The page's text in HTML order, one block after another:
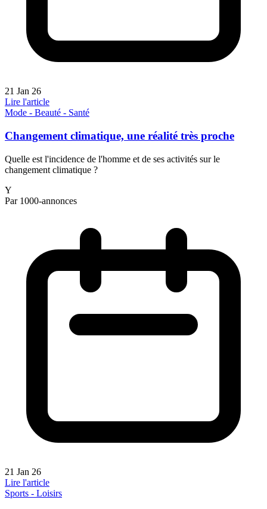
21 Jan 26
Lire l'article
Mode - Beauté - Santé
Changement climatique, une réalité très proche
Quelle est l'incidence de l'homme et de ses activités sur le
changement climatique ?
Y
Par 1000-annonces
21 Jan 26
Lire l'article
Sports - Loisirs